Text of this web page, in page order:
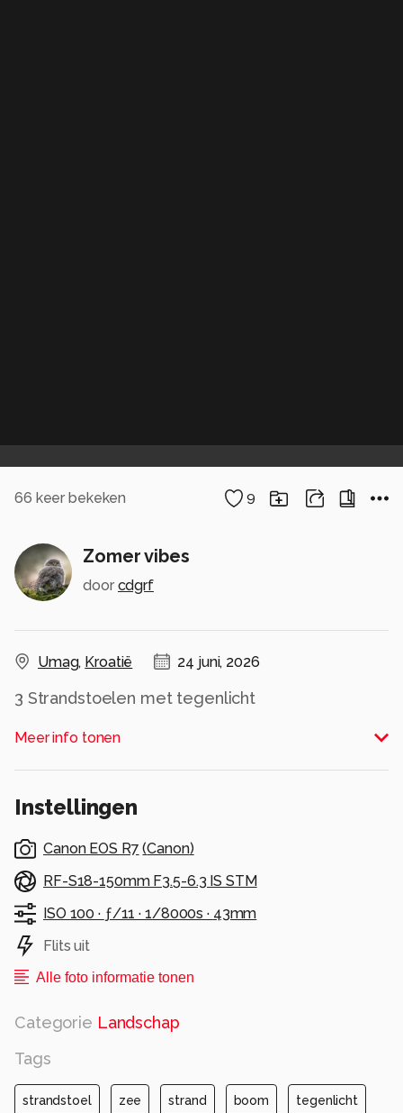
66 keer bekeken 9
Zomer vibes
door cdgrf
Umag, Kroatië 24 juni, 2026
3 Strandstoelen met tegenlicht
Alle rechten voorbehouden
Meer info tonen
Instellingen
Canon EOS R7 (Canon)
RF-S18-150mm F3.5-6.3 IS STM
ISO 100 · ƒ/11 · 1/8000s · 43mm
Flits uit
Alle foto informatie tonen
Categorie Landschap
Tags
strandstoel zee strand boom tegenlicht